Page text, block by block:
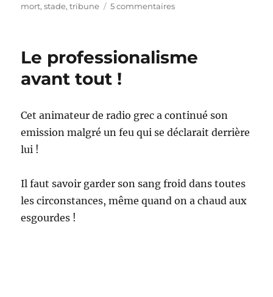
mort,stade,tribune 5 commentairessur
Le professionalisme
avant tout !
Cet animateur de radio grec a continué son
emission malgré un feu qui se déclarait derrière
lui !
Il faut savoir garder son sang froid dans toutes
les circonstances, même quand on a chaud aux
esgourdes !